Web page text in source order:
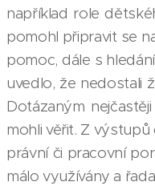
například role
pomohl připravit se
pomoc, dále s
uvedlo, že nedostali
Dotázaným
mohli věřit. Z
právní či pracovní
málo využívány a